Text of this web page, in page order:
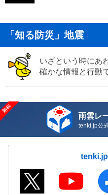
「知る防災」地震
いざという時にあ
確かな情報と行動
雨雲レ
tenki.jp公